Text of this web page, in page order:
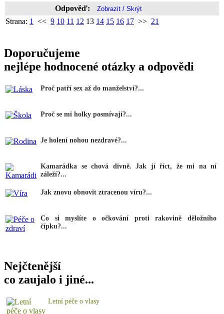
Odpověď:
Strana: 1 << 9 10 11 12 13 14 15 16 17 >> 21
Doporučujeme
nejlépe hodnocené otázky a odpovědi
Proč patří sex až do manželství?...
Proč se mi holky posmívají?...
Je holení nohou nezdravé?...
Kamarádka se chová divně. Jak jí říct, že mi na ní
záleží?...
Jak znovu obnovit ztracenou víru?...
Co si myslíte o očkování proti rakovině děložního
čípku?...
Nejčtenější
co zaujalo i jiné...
Letní péče o vlasy